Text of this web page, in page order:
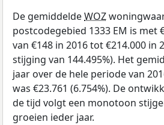
De gemiddeldeWOZ
postcodegebied 1333 EM is met
van €148 in 2016 tot €214.000 in
stijging van 144.495%). Het
jaar over de hele periode van
was €23.761 (6.754%). De
de tijd volgt een monotoon
groeien ieder jaar.